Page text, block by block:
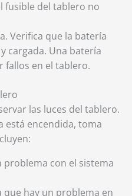
fusible del tablero no
Verifica que la batería
cargada. Una batería
fallos en el tablero.
las luces del tablero.
está encendida, toma
problema con el sistema
que hay un problema en